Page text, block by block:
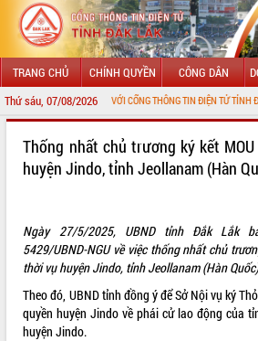
TRANG CHỦ CHÍNH QUYỀN CÔNG DÂN
Thứ sáu, 07/08/2026
CHÀO MỪNG ĐẾN VỚI CỔNG THÔNG TIN ĐIỆN TỬ TỈNH ĐẮK LẮK
LÃNH ĐẠO UBND TỈNH
SỞ, BAN, NGÀNH
THÔNG TIN CHỈ ĐẠO ĐIỀU HÀNH
Thống nhất chủ trương ký kết
huyện Jindo, tỉnh Jeollanam (Hàn
Ngày 27/5/2025, UBND tỉnh Đắk Lắk
5429/UBND-NGU về việc thống nhất chủ
thời vụ huyện Jindo, tỉnh Jeollanam (Hàn
Theo đó, UBND tỉnh đồng ý để Sở Nội vụ ký
quyền huyện Jindo về phái cử lao động của
huyện Jindo.